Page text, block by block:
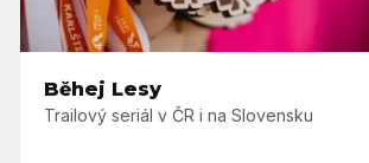
Běhej Lesy
Trailový seriál v ČR i na Slovensku